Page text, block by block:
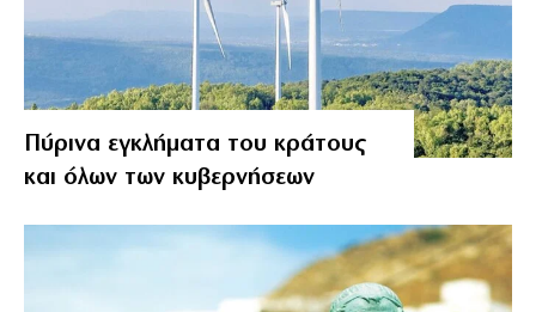
Πύρινα εγκλήματα του κράτους
και όλων των κυβερνήσεων